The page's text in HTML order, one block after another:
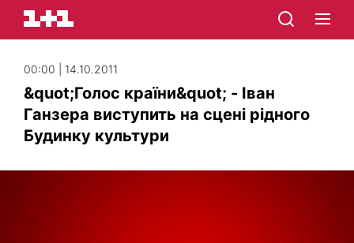
00:00 | 14.10.2011
&quot;Голос країни&quot; - Іван
Ганзера виступить на сцені рідного
Будинку культури